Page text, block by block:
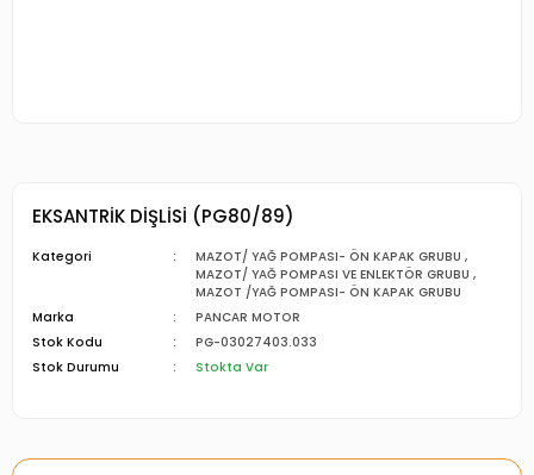
EKSANTRİK DİŞLİSİ (PG80/89)
Kategori MAZOT/ YAĞ POMPASI- ÖN KAPAK GRUBU ,
MAZOT/ YAĞ POMPASI VE ENLEKTÖR GRUBU ,
MAZOT /YAĞ POMPASI- ÖN KAPAK GRUBU
Marka
PANCAR MOTOR
Stok Kodu
PG-03027403.033
Stok Durumu
Stokta Var